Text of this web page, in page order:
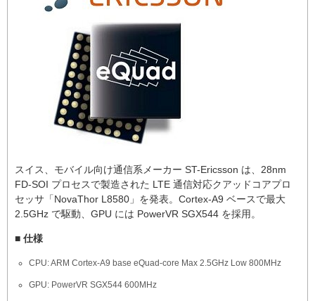
スイス、モバイル向け通信系メーカー ST-Ericsson は、28nm
FD-SOI プロセスで製造された LTE 通信対応クアッドコアプロ
セッサ「NovaThor L8580」を発表。Cortex-A9 ベースで最大
2.5GHz で駆動、GPU には PowerVR SGX544 を採用。
■ 仕様
CPU: ARM Cortex-A9 base eQuad-core Max 2.5GHz Low 800MHz
GPU: PowerVR SGX544 600MHz